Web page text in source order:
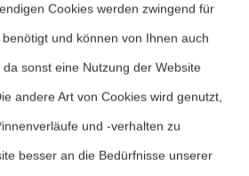
Cookies werden zwingend für
und können von Ihnen auch
sonst eine Nutzung der Website
andere Art von Cookies wird genutzt,
und -verhalten zu
besser an die Bedürfnisse unserer